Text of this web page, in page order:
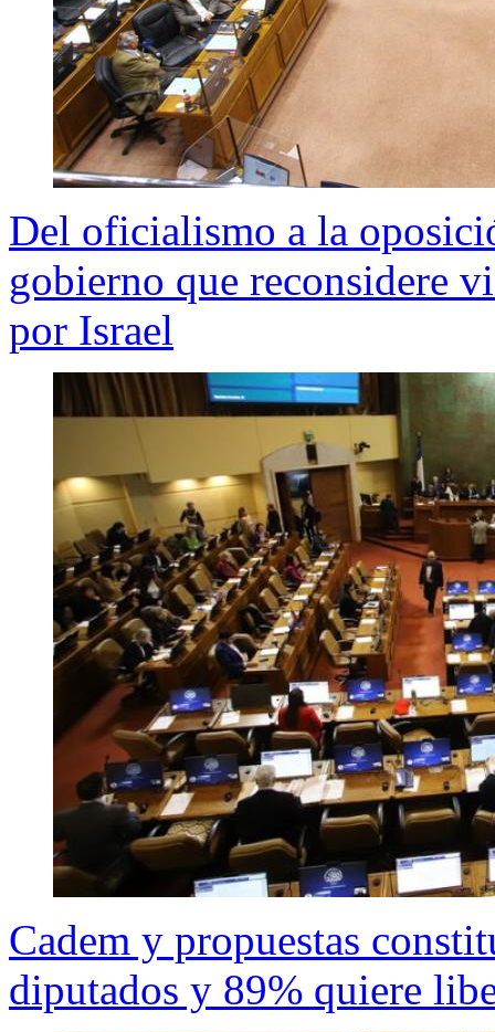
Del oficialismo a la
gobierno que reconsidere
por Israel
Cadem y propuestas
diputados y 89% quiere